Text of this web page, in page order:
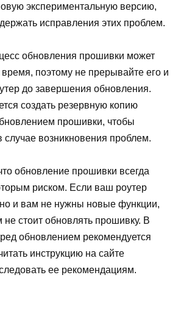
экспериментальную версию,
исправления этих проблем.
обновления прошивки может
время, поэтому не прерывайте его и
до завершения обновления.
создать резервную копию
прошивки, чтобы
случае возникновения проблем.
обновление прошивки всегда
риском. Если ваш роутер
и вам не нужны новые функции,
стоит обновлять прошивку. В
обновлением рекомендуется
инструкцию на сайте
ее рекомендациям.